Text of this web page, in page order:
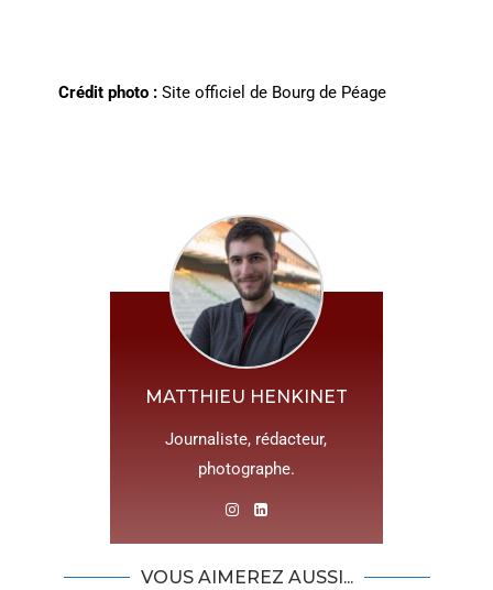
Crédit photo :Site officiel de Bourg de Péage
MATTHIEU HENKINET
Journaliste, rédacteur,
photographe.
VOUS AIMEREZ AUSSI...